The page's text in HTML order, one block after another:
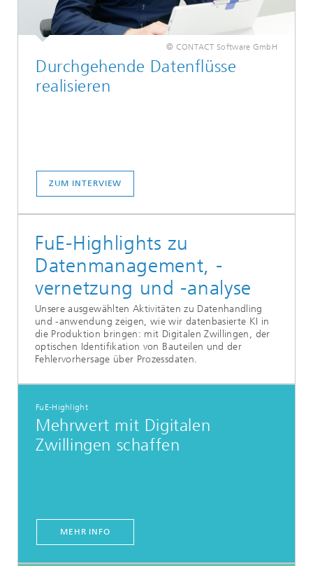
© CONTACT Software GmbH
Durchgehende Datenflüsse
realisieren
ZUM INTERVIEW
FuE-Highlights zu
Datenmanagement, -
vernetzung und -analyse
Unsere ausgewählten Aktivitäten zu Datenhandling
und -anwendung zeigen, wie wir datenbasierte KI in
die Produktion bringen: mit Digitalen Zwillingen, der
optischen Identifikation von Bauteilen und der
Fehlervorhersage über Prozessdaten.
FuE-Highlight
Mehrwert mit Digitalen
Zwillingen schaffen
MEHR INFO